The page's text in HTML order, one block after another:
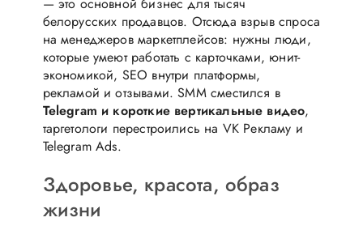
белорусских продавцов. Отсюда взрыв спроса
на менеджеров маркетплейсов: нужны люди,
которые умеют работать с карточками, юнит-
экономикой, SEO внутри платформы,
рекламой и отзывами. SMM сместился в
Telegram и короткие вертикальные видео,
таргетологи перестроились на VK Рекламу и
Telegram Ads.
Здоровье, красота, образ
жизни